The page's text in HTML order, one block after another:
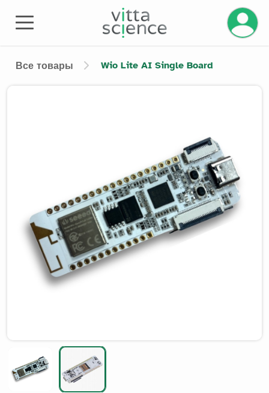
Все товары Wio Lite AI Single Board